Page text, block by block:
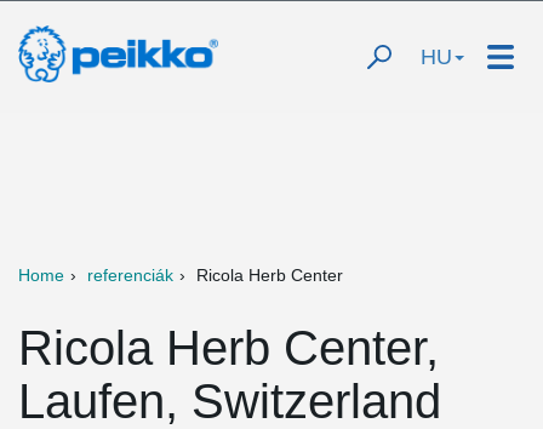
HU
Home referenciák Ricola Herb Center
Ricola Herb Center,
Laufen, Switzerland